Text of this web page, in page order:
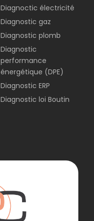
Diagnoctic électricité
Diagnostic gaz
Diagnostic plomb
Diagnostic
performance
énergétique (DPE)
Diagnostic ERP
Diagnostic loi Boutin